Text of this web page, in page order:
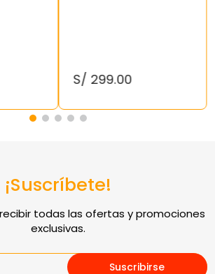
S/ 299.00
¡Suscríbete!
Suscribirse